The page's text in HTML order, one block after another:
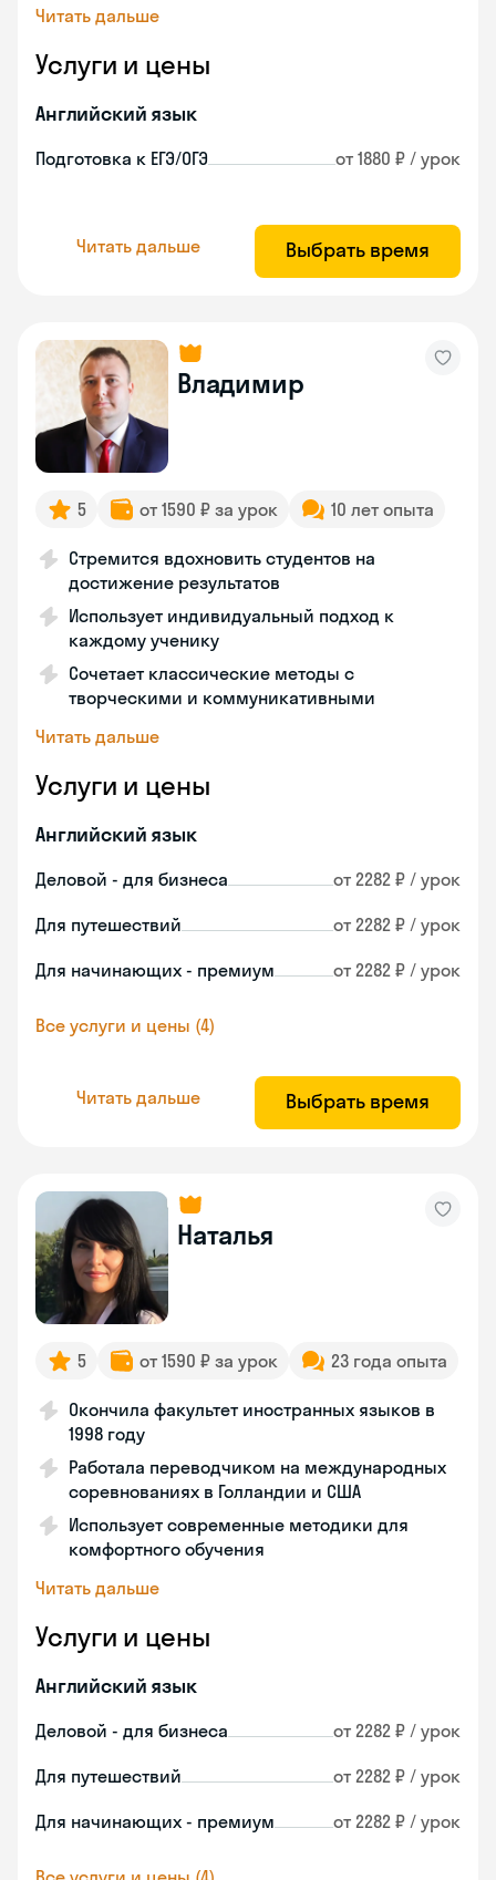
Читать дальше
Услуги и цены
Английский язык
Подготовка к ЕГЭ/ОГЭ от 1880 ₽ / урок
Читать дальше Выбрать время
Владимир
5 от 1590 ₽ за урок 10 лет опыта
Стремится вдохновить студентов на
достижение результатов
Использует индивидуальный подход к
каждому ученику
Сочетает классические методы с
творческими и коммуникативными
Читать дальше
Услуги и цены
Английский язык
Деловой - для бизнеса от 2282 ₽ / урок
Для путешествий от 2282 ₽ / урок
Для начинающих - премиум от 2282 ₽ / урок
Все услуги и цены (4)
Читать дальше Выбрать время
Наталья
5 от 1590 ₽ за урок 23 года опыта
Окончила факультет иностранных языков в
1998 году
Работала переводчиком на международных
соревнованиях в Голландии и США
Использует современные методики для
комфортного обучения
Читать дальше
Услуги и цены
Английский язык
Деловой - для бизнеса от 2282 ₽ / урок
Для путешествий от 2282 ₽ / урок
Для начинающих - премиум от 2282 ₽ / урок